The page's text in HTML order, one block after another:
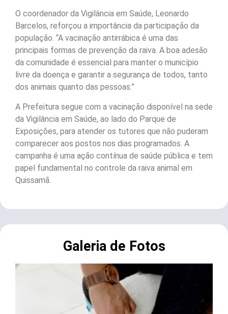
O coordenador da Vigilância em Saúde, Leonardo
Barcelos, reforçou a importância da participação da
população. “A vacinação antirrábica é uma das
principais formas de prevenção da raiva. A boa adesão
da comunidade é essencial para manter o município
livre da doença e garantir a segurança de todos, tanto
dos animais quanto das pessoas.”
A Prefeitura segue com a vacinação disponível na sede
da Vigilância em Saúde, ao lado do Parque de
Exposições, para atender os tutores que não puderam
comparecer aos postos nos dias programados. A
campanha é uma ação contínua de saúde pública e tem
papel fundamental no controle da raiva animal em
Quissamã.
Galeria de Fotos